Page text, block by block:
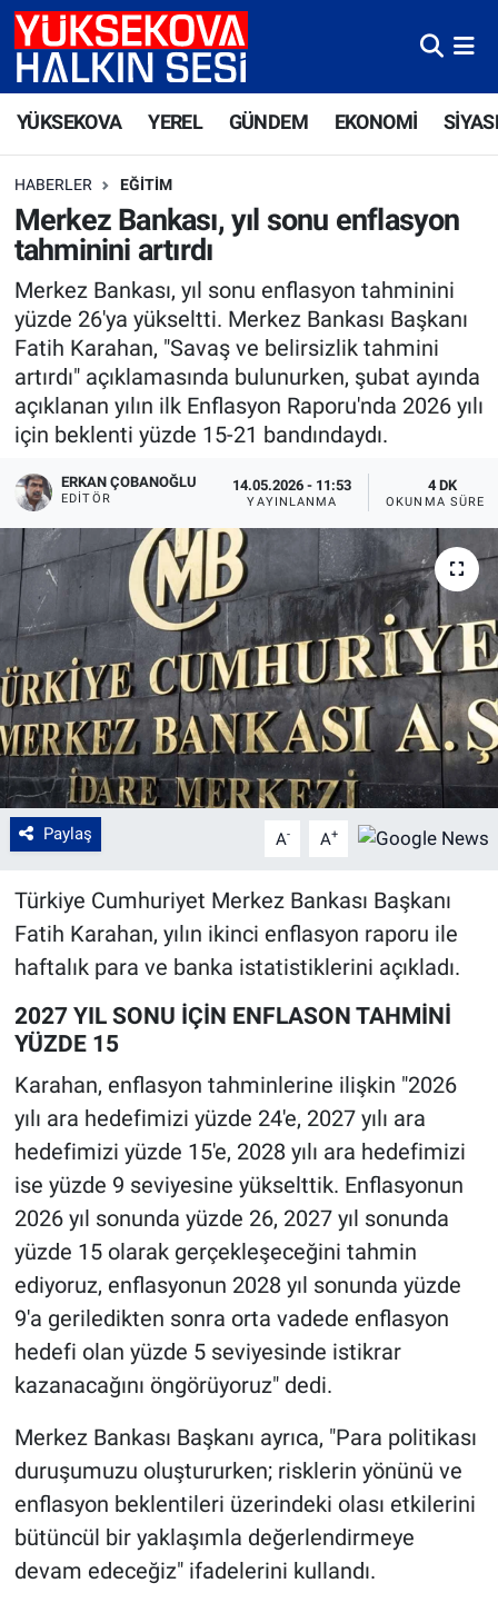
YÜKSEKOVA YEREL GÜNDEM EKONOMİ
HABERLER EĞITIM
Merkez Bankası, yıl sonu enflasyon
tahminini artırdı
Merkez Bankası, yıl sonu enflasyon tahminini
yüzde 26'ya yükseltti. Merkez Bankası Başkanı
Fatih Karahan, "Savaş ve belirsizlik tahmini
artırdı" açıklamasında bulunurken, şubat ayında
açıklanan yılın ilk Enflasyon Raporu'nda 2026 yılı
için beklenti yüzde 15-21 bandındaydı.
ERKAN ÇOBANOĞLU
EDITÖR
14.05.2026 - 11:53
YAYINLANMA
4 DK
OKUNMA SÜRESI
Paylaş A- A+
Türkiye Cumhuriyet Merkez Bankası Başkanı
Fatih Karahan, yılın ikinci enflasyon raporu ile
haftalık para ve banka istatistiklerini açıkladı.
2027 YIL SONU İÇİN ENFLASON TAHMİNİ
YÜZDE 15
Karahan, enflasyon tahminlerine ilişkin "2026
yılı ara hedefimizi yüzde 24'e, 2027 yılı ara
hedefimizi yüzde 15'e, 2028 yılı ara hedefimizi
ise yüzde 9 seviyesine yükselttik. Enflasyonun
2026 yıl sonunda yüzde 26, 2027 yıl sonunda
yüzde 15 olarak gerçekleşeceğini tahmin
ediyoruz, enflasyonun 2028 yıl sonunda yüzde
9'a geriledikten sonra orta vadede enflasyon
hedefi olan yüzde 5 seviyesinde istikrar
kazanacağını öngörüyoruz" dedi.
Merkez Bankası Başkanı ayrıca, "Para politikası
duruşumuzu oluştururken; risklerin yönünü ve
enflasyon beklentileri üzerindeki olası etkilerini
bütüncül bir yaklaşımla değerlendirmeye
devam edeceğiz" ifadelerini kullandı.
Yüksekova Nöbetçi Eczaneler
Süper Lig Puan Durumu ve Fikstür
Tüm Manşetler
Son Dakika Haberleri
Haber Arşivi